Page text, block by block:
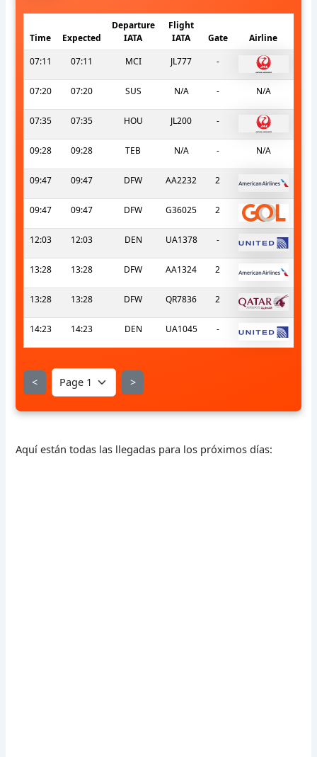
Time Expected
Departure
IATA
Flight
IATA
Gate
Airline
07:11
07:11 MCI JL777 -
07:20 07:20 SUS N/A - N/A
07:35 07:35 HOU JL200 -
09:28 09:28 TEB N/A - N/A
09:47 09:47 DFW AA2232 2
09:47 09:47 DFW G36025 2
12:03 12:03 DEN UA1378 -
13:28 13:28 DFW AA1324 2
13:28 13:28 DFW QR7836 2
14:23 14:23 DEN UA1045 -
< >
Aquí están todas las llegadas para los próximos días: